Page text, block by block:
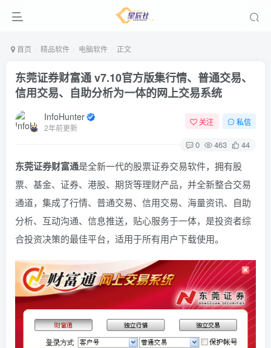
首页 精品软件 电脑软件 正文
东莞证券财富通 v7.10官方版集行情、普通交易、
信用交易、自助分析为一体的网上交易系统
InfoHunter
2年前更新
关注 私信
0 463 44
东莞证券财富通是全新一代的股票证券交易软件，拥有股
票、基金、证券、港股、期货等理财产品，并全新整合交易
通道，集成了行情、普通交易、信用交易、海量资讯、自助
分析、互动沟通、信息推送，贴心服务于一体，是投资者综
合投资决策的最佳平台，适用于所有用户下载使用。